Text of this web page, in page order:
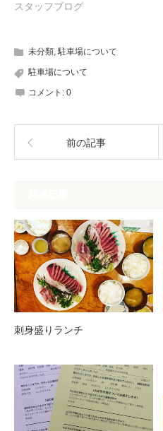
スタッフブログ
未分類,駐車場について
駐車場について
コメント: 0
前の記事
刺身盛りランチ